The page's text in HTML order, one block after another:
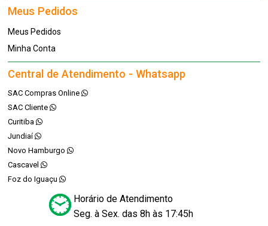
Meus Pedidos
Meus Pedidos
Minha Conta
Central de Atendimento - Whatsapp
SAC Compras Online
SAC Cliente
Curitiba
Jundiaí
Novo Hamburgo
Cascavel
Foz do Iguaçu
Horário de Atendimento
Seg. à Sex. das 8h às 17:45h